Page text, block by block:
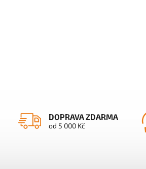
DOPRAVA ZDARMA
od 5 000 Kč